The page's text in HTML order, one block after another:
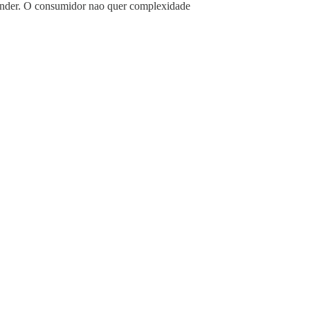
O consumidor nao quer complexidade